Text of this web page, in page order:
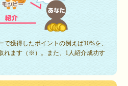
獲得したポイントの例えば10%を、
れます（※）。また、1人紹介成功す